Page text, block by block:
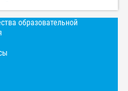
образовательной